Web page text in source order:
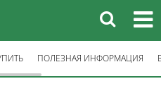
ПОЛЕЗНАЯ ИНФОРМАЦИЯ